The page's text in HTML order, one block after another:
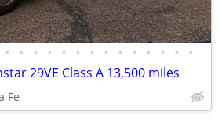
• • • • • • • • • • • • • •
29VE Class A 13,500 miles
Fe